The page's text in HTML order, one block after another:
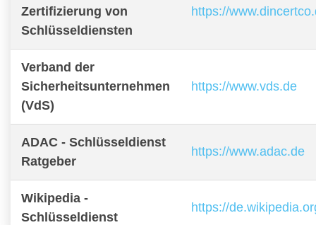
Zertifizierung von
Schlüsseldiensten
https://
Verband der
Sicherheitsunternehmen
(VdS)
https://www.vds.de
ADAC - Schlüsseldienst
Ratgeber
https://www.adac.de
Wikipedia -
Schlüsseldienst
https://